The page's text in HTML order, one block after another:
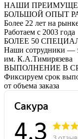
НАШИ
БОЛЬШОЙ ОПЫТ
Более 22 лет на
Работаем с 2003 года
БОЛЕЕ 50
Наши сотрудники —
им. К.А.Тимирязева
ВЫПОЛНЕНИЕ В
Фиксируем срок
от объема заказа